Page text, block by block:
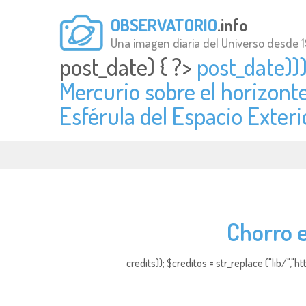
OBSERVATORIO.info
Una imagen diaria del Universo desde
post_date) { ?>
Mercurio sobre el
Esférula del Espacio
Chorro
credits)); $creditos = str_replace ("lib/